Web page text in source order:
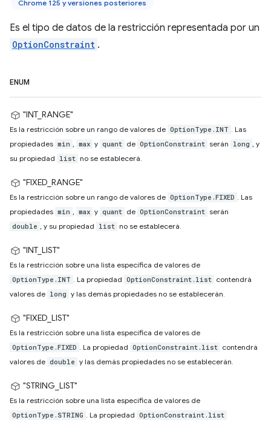
Chrome 125 y versiones posteriores
Es el tipo de datos de la restricción representada por un
OptionConstraint .
ENUM
"INT_RANGE"
Es la restricción sobre un rango de valores de OptionType.INT . Las
propiedades min , max y quant de OptionConstraint serán long , y
su propiedad
list no se establecerá.
"FIXED_RANGE"
Es la restricción sobre un rango de valores de OptionType.FIXED . Las
propiedades min , max y quant de OptionConstraint serán
double , y su propiedad list no se establecerá.
"INT_LIST"
Es la restricción sobre una lista específica de valores de
OptionType.INT . La propiedad OptionConstraint.list contendrá
valores de long y las demás propiedades no se establecerán.
"FIXED_LIST"
Es la restricción sobre una lista específica de valores de
OptionType.FIXED . La propiedad OptionConstraint.list contendrá
valores de double y las demás propiedades no se establecerán.
"STRING_LIST"
Es la restricción sobre una lista específica de valores de
OptionType.STRING . La propiedad OptionConstraint.list